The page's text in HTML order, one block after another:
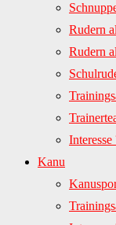
Rudern
Rudern
Interesse
Kanu